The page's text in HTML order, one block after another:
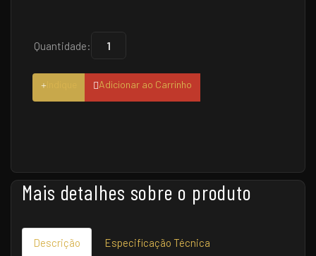
Quantidade:
Adicionar ao Carrinho
Mais detalhes sobre o produto
Descrição Especificação Técnica